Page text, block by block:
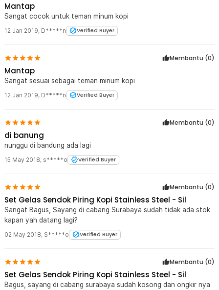
Mantap
Sangat cocok untuk teman minum kopi
12 Jan 2019, D*****n Verified Buyer
Membantu (0)
Mantap
Sangat sesuai sebagai teman minum kopi
12 Jan 2019, D*****n Verified Buyer
Membantu (0)
di banung
nunggu di bandung ada lagi
15 May 2018, s*****o Verified Buyer
Membantu (0)
Set Gelas Sendok Piring Kopi Stainless Steel - Sil
Sangat Bagus, Sayang di cabang Surabaya sudah tidak ada stok
kapan yah datang lagi?
02 May 2018, S*****o Verified Buyer
Membantu (0)
Set Gelas Sendok Piring Kopi Stainless Steel - Sil
Bagus, sayang di cabang surabaya sudah kosong dan ongkir nya